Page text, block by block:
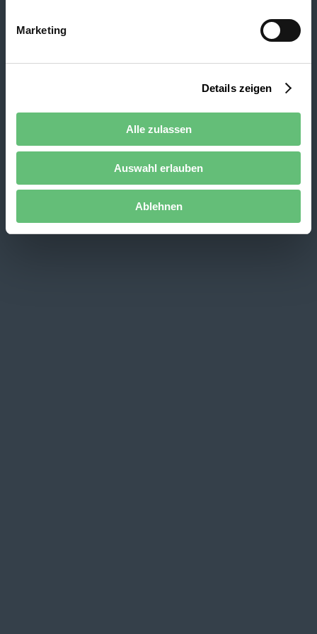
Marketing
Details zeigen
Alle zulassen
Auswahl erlauben
Ablehnen